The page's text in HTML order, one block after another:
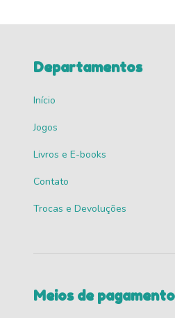
Departamentos
Início
Jogos
Livros e E-books
Contato
Trocas e Devoluções
Meios de pagamento